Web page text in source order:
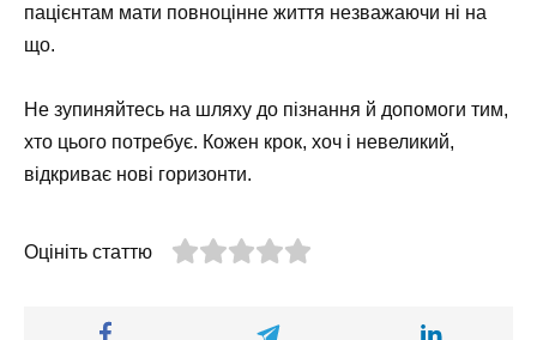
пацієнтам мати повноцінне життя незважаючи ні на
що.
Не зупиняйтесь на шляху до пізнання й допомоги тим,
хто цього потребує. Кожен крок, хоч і невеликий,
відкриває нові горизонти.
Оцініть статтю